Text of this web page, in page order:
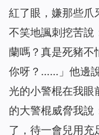
紅了眼，嫌那些爪
不笑地諷刺挖苦說
蘭嗎？真是死豬不
你呀？……」他邊
光的小警棍在我眼
的大警棍威脅我說
了，待一會兒用充